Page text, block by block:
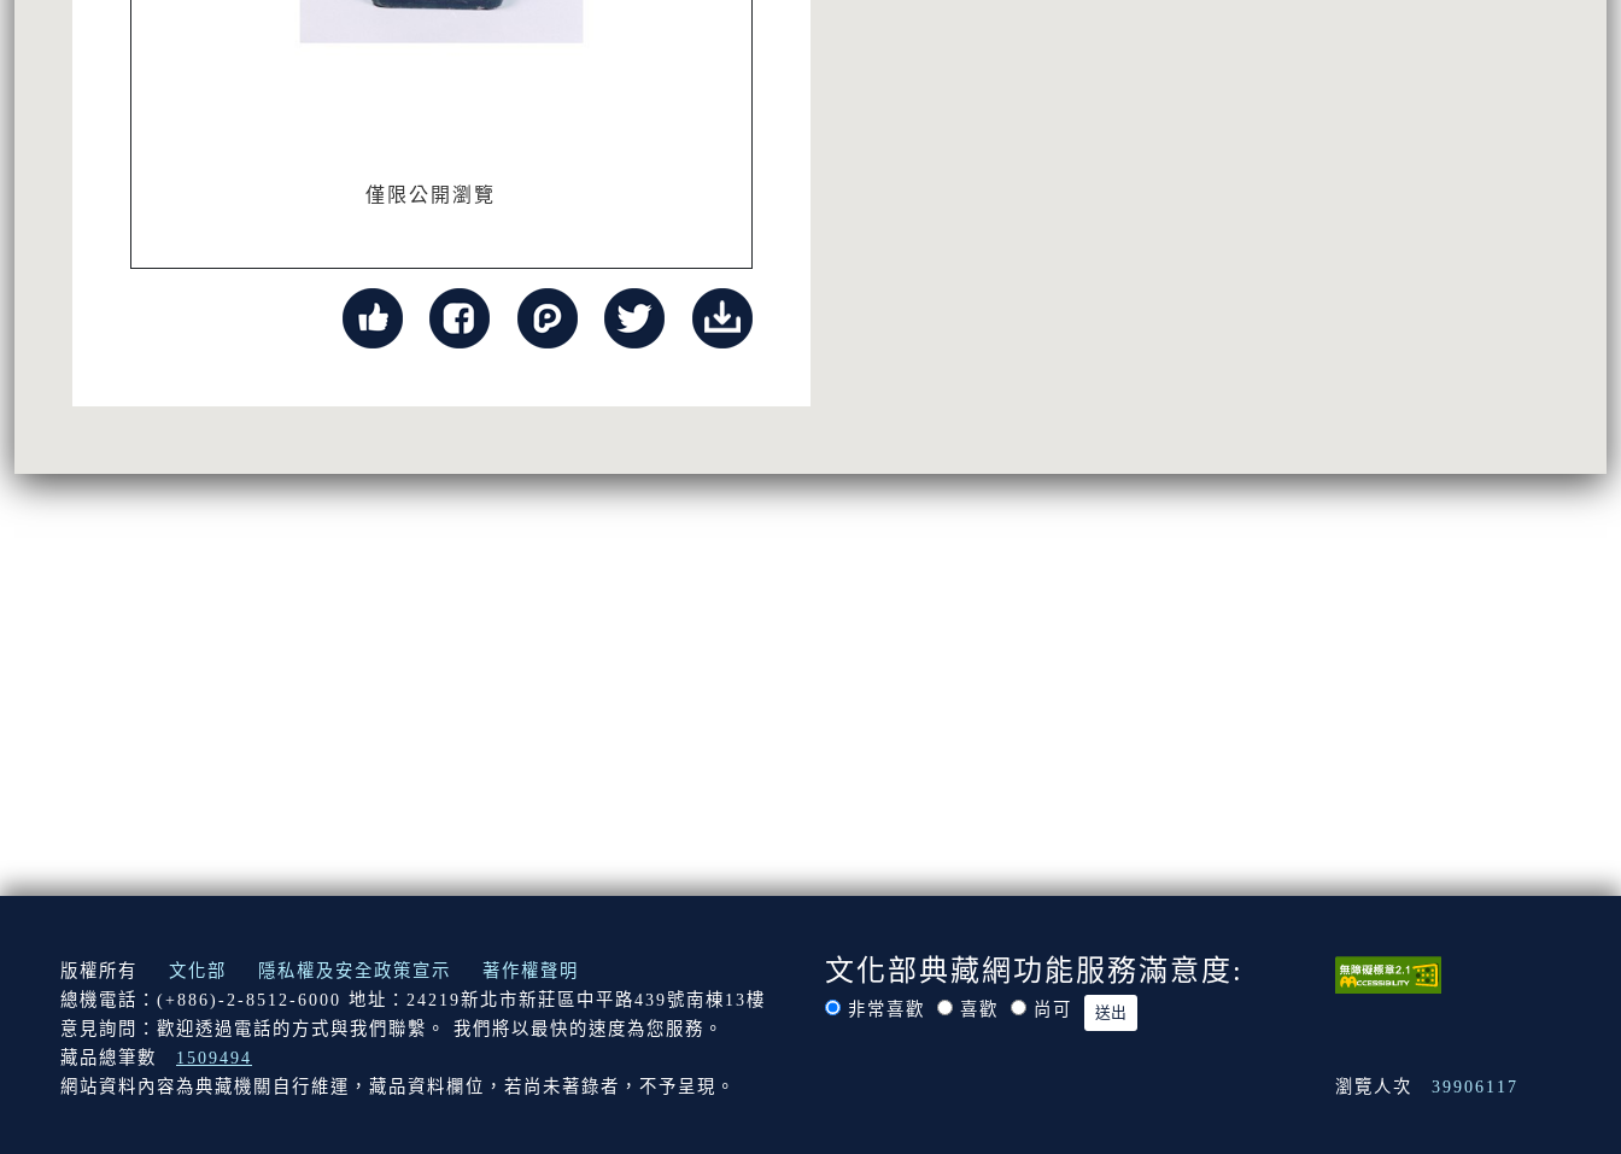
僅限公開瀏覽
:::
版權所有 文化部 隱私權及安全政策宣示
著作權聲明
總機電話：(+886)-2-8512-6000 地址：24219新北市新莊區中平路439號南棟13樓
意見詢問：歡迎透過電話的方式與我們聯繫。 我們將以最快的速度為您服務。
藏品總筆數
1509494
文化部典藏網功能服務滿意度:
非常喜歡 喜歡 尚可
網站資料內容為典藏機關自行維運，藏品資料欄位，若尚未著錄者，不予呈現。 瀏覽人次 39906117